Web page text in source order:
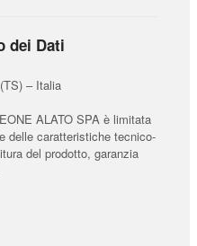
dei Dati
– Italia
ALATO SPA è limitata
delle caratteristiche tecnico-
del prodotto, garanzia